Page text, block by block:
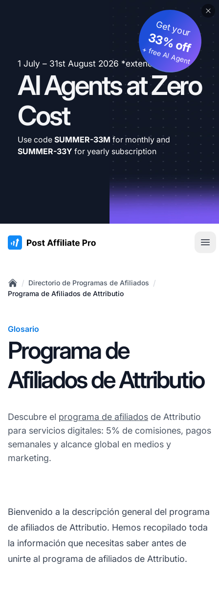
1 July – 31st August 2026 *extended
AI Agents at Zero
Cost
Get your
33% off
+ free AI Agent
Use code SUMMER-33M for monthly and
SUMMER-33Y for yearly subscription
:site.title
Home
/ Directorio de Programas de Afiliados /
Programa de Afiliados de Attributio
Glosario
Programa de
Afiliados de Attributio
Descubre el programa de afiliados de Attributio
para servicios digitales: 5% de comisiones, pagos
semanales y alcance global en medios y
marketing.
Bienvenido a la descripción general del programa
de afiliados de Attributio. Hemos recopilado toda
la información que necesitas saber antes de
unirte al programa de afiliados de Attributio.